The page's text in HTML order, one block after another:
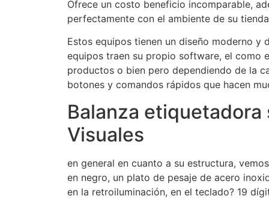
Ofrece un costo beneficio incomparable,
perfectamente con el ambiente de su
Estos equipos tienen un diseño moderno y
equipos traen su propio software, el como
productos o bien pero dependiendo de la
botones y comandos rápidos que hacen
Balanza
Visuales
en general en cuanto a su estructura,
en negro, un plato de pesaje de acero
en la retroiluminación, en el teclado? 19